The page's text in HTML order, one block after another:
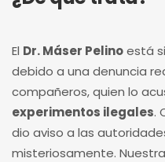
El Dr. Máser Pelinoestá
debido a una denuncia
compañeros, quien lo
experimentos ilegales.
dio aviso a las
misteriosamente.